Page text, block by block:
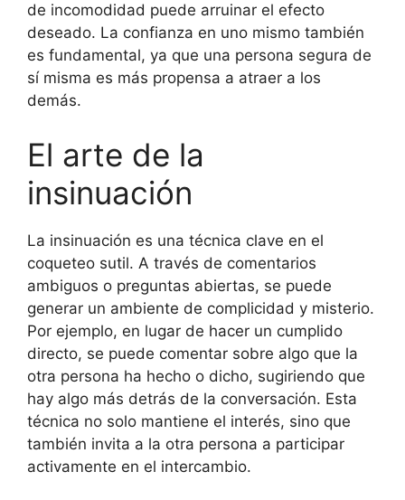
de incomodidad puede arruinar el efecto
deseado. La confianza en uno mismo también
es fundamental, ya que una persona segura de
sí misma es más propensa a atraer a los
demás.
El arte de la
insinuación
La insinuación es una técnica clave en el
coqueteo sutil. A través de comentarios
ambiguos o preguntas abiertas, se puede
generar un ambiente de complicidad y misterio.
Por ejemplo, en lugar de hacer un cumplido
directo, se puede comentar sobre algo que la
otra persona ha hecho o dicho, sugiriendo que
hay algo más detrás de la conversación. Esta
técnica no solo mantiene el interés, sino que
también invita a la otra persona a participar
activamente en el intercambio.